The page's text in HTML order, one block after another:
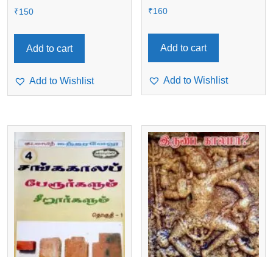
₹150
Add to cart
Add to Wishlist
₹160
Add to cart
Add to Wishlist